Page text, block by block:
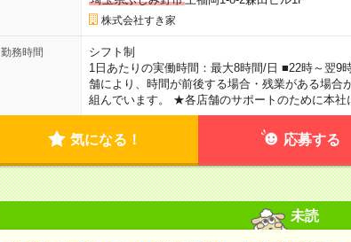
株式会社すき家
勤務時間
シフト制
1日あたりの実働時間：最大8時間/日 ■22時～翌
舗により、時間が前後する場合・残業がある場
組んでいます。 ★各店舗のサポートのために本社
気になる！ 応募する
未読